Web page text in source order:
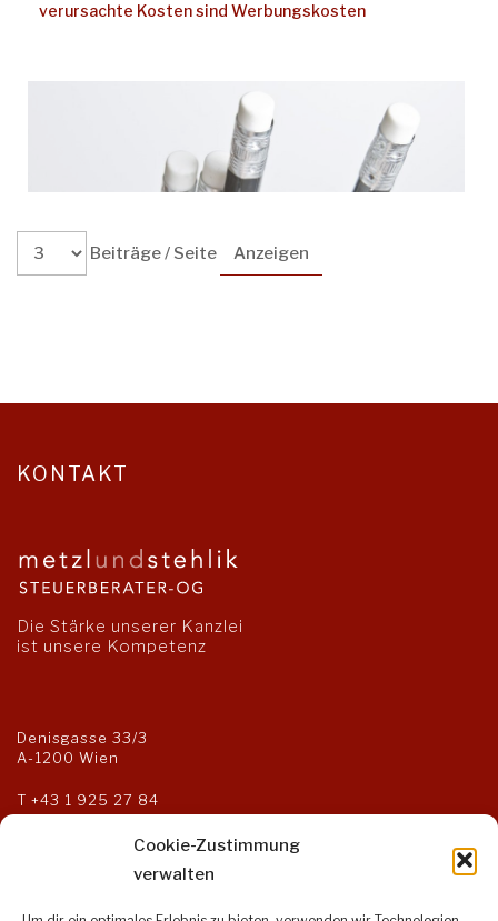
Cookie-Zustimmung
verwalten
verursachte Kosten sind Werbungskosten
Beiträge / Seite
KONTAKT
Die Stärke unserer Kanzlei
ist unsere Kompetenz
Denisgasse 33/3
A-1200 Wien
T +43 1 925 27 84
F +43 1 925 27 85
kanzlei@steuerberater-og.at